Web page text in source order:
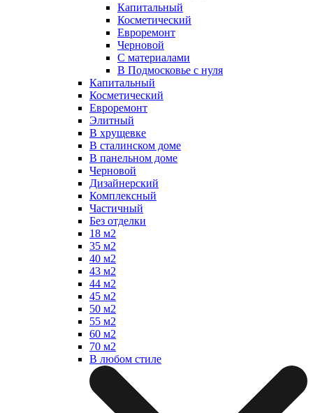
Капитальный
Косметический
Евроремонт
Черновой
С материалами
В Подмосковье с нуля
Капитальный
Косметический
Евроремонт
Элитный
В хрущевке
В сталинском доме
В панельном доме
Черновой
Дизайнерский
Комплексный
Частичный
Без отделки
18 м2
35 м2
40 м2
43 м2
44 м2
45 м2
50 м2
55 м2
60 м2
70 м2
В любом стиле